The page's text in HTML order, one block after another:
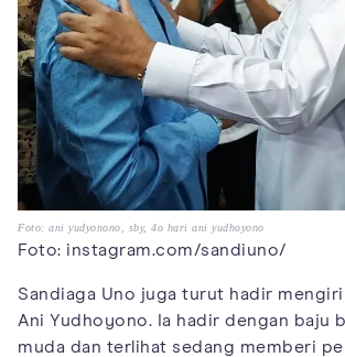
Foto: ani yudyonono, sby, 4o hari ani yudhoyono
Foto: instagram.com/sandiuno/
Sandiaga Uno juga turut hadir
Ani Yudhoyono. Ia hadir dengan baju
muda dan terlihat sedang memberi